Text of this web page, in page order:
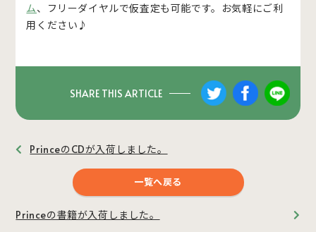
ム、フリーダイヤルで仮査定も可能です。お気軽にご利
用ください♪
SHARE THIS ARTICLE
PrinceのCDが入荷しました。
一覧へ戻る
Princeの書籍が入荷しました。